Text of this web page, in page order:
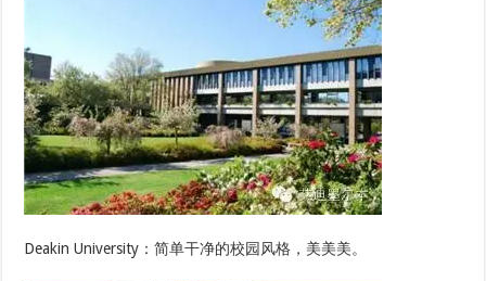
Deakin University：简单干净的校园风格，美美美。